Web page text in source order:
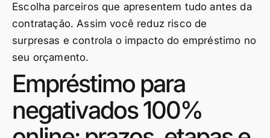
Escolha parceiros que apresentem tudo antes da
contratação. Assim você reduz risco de
surpresas e controla o impacto do empréstimo no
seu orçamento.
Empréstimo para
negativados 100%